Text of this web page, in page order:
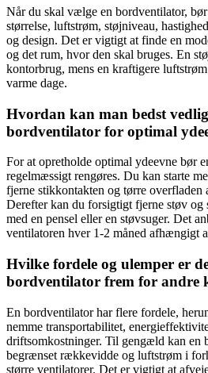
Når du skal vælge en bordventilator,
størrelse, luftstrøm, støjniveau,
og design. Det er vigtigt at finde en
og det rum, hvor den skal bruges. En
kontorbrug, mens en kraftigere
varme dage.
Hvordan kan man bedst
bordventilator for optimal
For at opretholde optimal ydeevne bør
regelmæssigt rengøres. Du kan starte
fjerne stikkontakten og tørre overfladen
Derefter kan du forsigtigt fjerne støv og
med en pensel eller en støvsuger. Det
ventilatoren hver 1-2 måned afhængigt
Hvilke fordele og ulemper er
bordventilator frem for andre
En bordventilator har flere fordele,
nemme transportabilitet,
driftsomkostninger. Til gengæld kan en
begrænset rækkevidde og luftstrøm i
større ventilatorer. Det er vigtigt at